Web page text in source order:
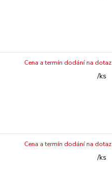
/ks
Cena a termín dodání na dotaz
/ks
Cena a termín dodání na dotaz